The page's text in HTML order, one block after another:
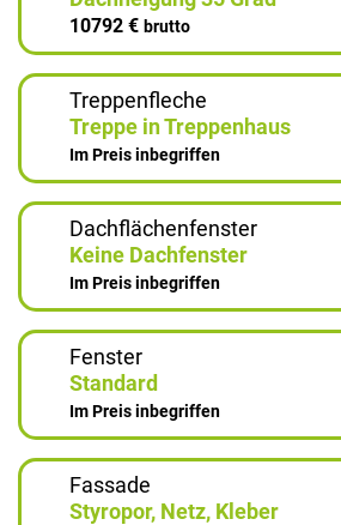
10792 € brutto
Treppenfleche
Treppe in Treppenhaus
Im Preis inbegriffen
Dachflächenfenster
Keine Dachfenster
Im Preis inbegriffen
Fenster
Standard
Im Preis inbegriffen
Fassade
Styropor, Netz, Kleber